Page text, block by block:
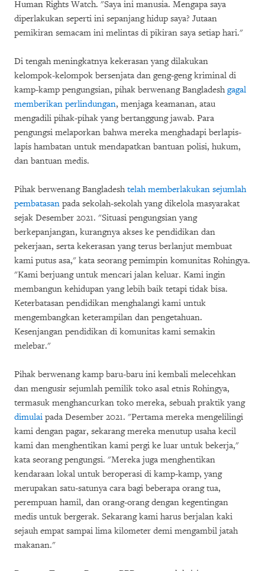
Human Rights Watch. "Saya ini manusia. Mengapa saya
diperlakukan seperti ini sepanjang hidup saya? Jutaan
pemikiran semacam ini melintas di pikiran saya setiap hari."
Di tengah meningkatnya kekerasan yang dilakukan
kelompok-kelompok bersenjata dan geng-geng kriminal di
kamp-kamp pengungsian, pihak berwenang Bangladeshgagal
memberikan perlindungan, menjaga keamanan, atau
mengadili pihak-pihak yang bertanggung jawab. Para
pengungsi melaporkan bahwa mereka menghadapi berlapis-
lapis hambatan untuk mendapatkan bantuan polisi, hukum,
dan bantuan medis.
Pihak berwenang Bangladeshtelah memberlakukan sejumlah
pembatasan pada sekolah-sekolah yang dikelola masyarakat
sejak Desember 2021. "Situasi pengungsian yang
berkepanjangan, kurangnya akses ke pendidikan dan
pekerjaan, serta kekerasan yang terus berlanjut membuat
kami putus asa," kata seorang pemimpin komunitas Rohingya.
"Kami berjuang untuk mencari jalan keluar. Kami ingin
membangun kehidupan yang lebih baik tetapi tidak bisa.
Keterbatasan pendidikan menghalangi kami untuk
mengembangkan keterampilan dan pengetahuan.
Kesenjangan pendidikan di komunitas kami semakin
melebar."
Pihak berwenang kamp baru-baru ini kembali melecehkan
dan mengusir sejumlah pemilik toko asal etnis Rohingya,
termasuk menghancurkan toko mereka, sebuah praktik yang
dimulai pada Desember 2021. "Pertama mereka mengelilingi
kami dengan pagar, sekarang mereka menutup usaha kecil
kami dan menghentikan kami pergi ke luar untuk bekerja,"
kata seorang pengungsi. "Mereka juga menghentikan
kendaraan lokal untuk beroperasi di kamp-kamp, yang
merupakan satu-satunya cara bagi beberapa orang tua,
perempuan hamil, dan orang-orang dengan kegentingan
medis untuk bergerak. Sekarang kami harus berjalan kaki
sejauh empat sampai lima kilometer demi mengambil jatah
makanan."